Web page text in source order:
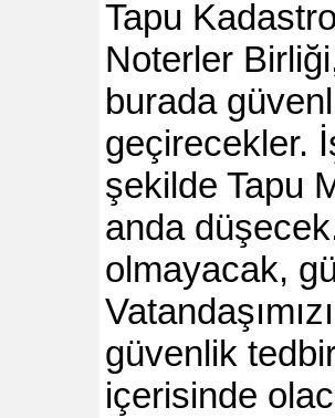
Tapu
Noterler
burada
geçirecekler.
şekilde Tapu
anda
olmayacak,
güvenlik
içerisinde